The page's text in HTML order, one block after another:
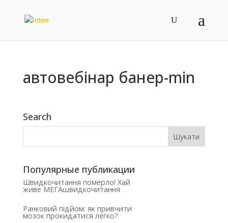
автовебінар банер-min
Search
Популярные публикации
Швидкочитання померло! Хай
живе МЕГАшвидкочитання
Ранковий підйом: як привчити
мозок прокидатися легко?